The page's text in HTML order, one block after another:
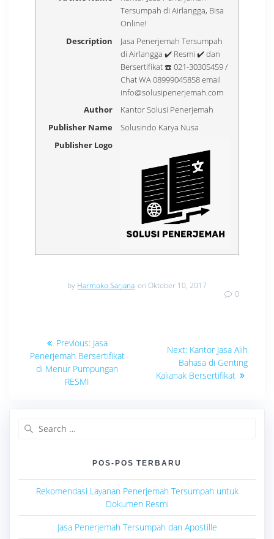
Tersumpah di Airlangga, Bisa
Online!
Description
Jasa Penerjemah Tersumpah
di Airlangga ✔️ Resmi ✔️ dan
Bersertifikat ☎️ 021-30305459 /
Chat WA 08999045858 email
info@solusipenerjemah.com
Author
Kantor Solusi Penerjemah
Publisher Name
Solusindo Karya Nusa
Publisher Logo
by Harmoko Sarjana on Oktober 10, 2017
0
Navigasi
pos
Previous: Previous
post:
Jasa
Penerjemah Bersertifikat
di Menur Pumpungan
RESMI
Next: Next
post:
Kantor Jasa Alih
Bahasa di Genting
Kalianak Bersertifikat
POS-POS TERBARU
Rekomendasi Layanan Penerjemah Tersumpah untuk
Dokumen Resmi
Jasa Penerjemah Tersumpah dan Apostille